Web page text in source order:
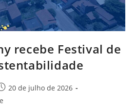
recebe Festival de
20 de julho de 2026